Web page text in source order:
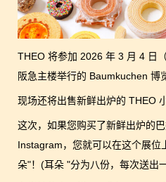
THEO 将参加 2026 年 3 月 4 日
阪急主楼举行的 Baumkuchen 博
现场还将出售新鲜出炉的 THEO
这次，如果您购买了新鲜出炉的
Instagram，您就可以在这个展位
朵"！(耳朵 "分为八份，每次送出